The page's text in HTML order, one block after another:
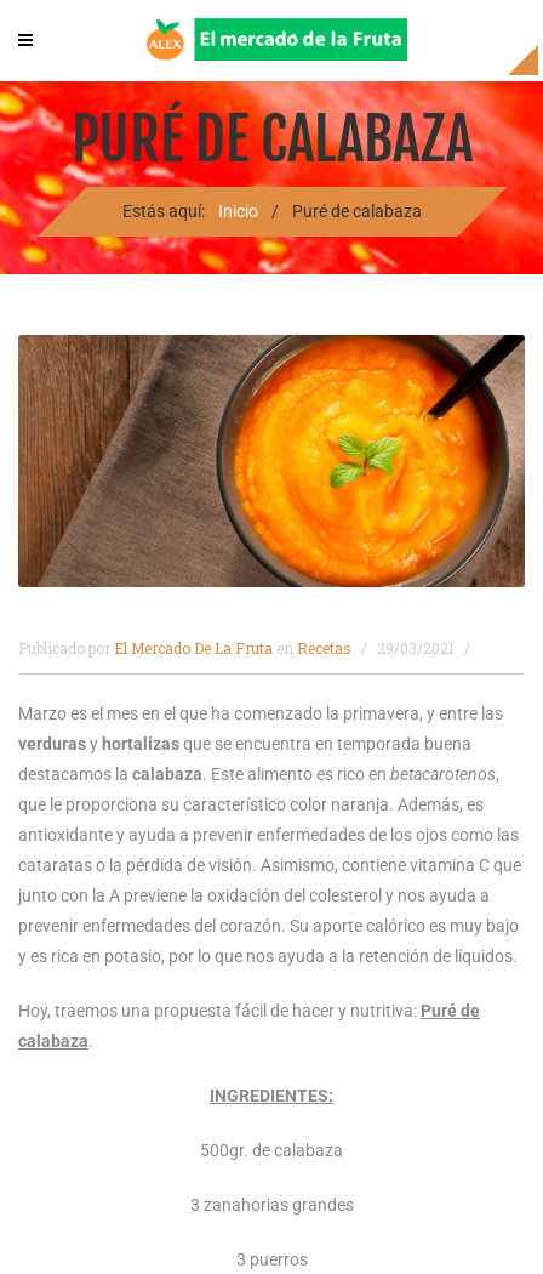
PURÉ DE CALABAZA
Estás aquí: Inicio / Puré de calabaza
Publicado por El Mercado De La Fruta en Recetas 29/03/2021
Marzo es el mes en el que ha comenzado la primavera, y entre las
verdurasyhortalizasque se encuentra en temporada buena
destacamos la calabaza. Este alimento es rico en betacarotenos,
que le proporciona su característico color naranja. Además, es
antioxidante y ayuda a prevenir enfermedades de los ojos como las
cataratas o la pérdida de visión. Asimismo, contiene vitamina C que
junto con la A previene la oxidación del colesterol y nos ayuda a
prevenir enfermedades del corazón. Su aporte calórico es muy bajo
y es rica en potasio, por lo que nos ayuda a la retención de líquidos.
Hoy, traemos una propuesta fácil de hacer y nutritiva: Puré de
calabaza.
INGREDIENTES:
500gr. de calabaza
3 zanahorias grandes
3 puerros